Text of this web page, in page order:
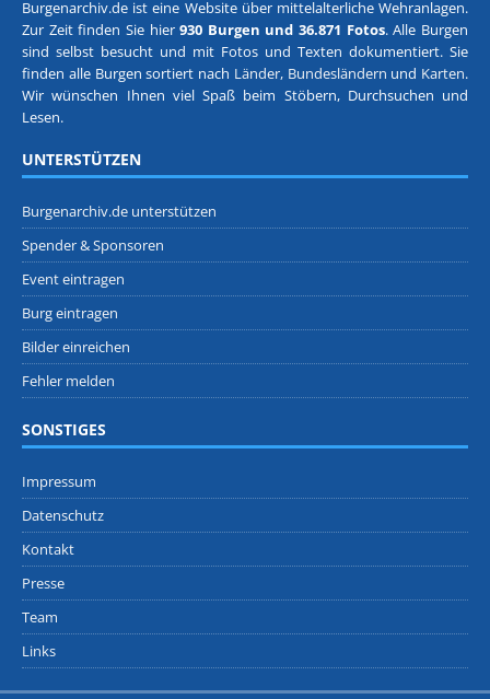
Burgenarchiv.de ist eine Website über mittelalterliche Wehranlagen.
Zur Zeit finden Sie hier930 Burgen und 36.871 Fotos. Alle Burgen
sind selbst besucht und mit Fotos und Texten dokumentiert. Sie
finden alle Burgen sortiert nach Länder, Bundesländern und Karten.
Wir wünschen Ihnen viel Spaß beim Stöbern, Durchsuchen und
Lesen.
UNTERSTÜTZEN
Burgenarchiv.de unterstützen
Spender & Sponsoren
Event eintragen
Burg eintragen
Bilder einreichen
Fehler melden
SONSTIGES
Impressum
Datenschutz
Kontakt
Presse
Team
Links